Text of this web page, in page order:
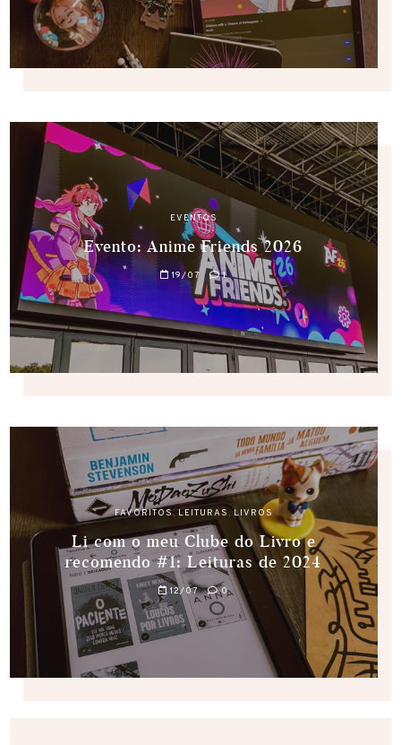
EVENTOS
Evento: Anime Friends 2026
19/07 1
FAVORITOS, LEITURAS ,LIVROS
Li com o meu Clube do Livro e
recomendo #1: Leituras de 2024
12/07 0